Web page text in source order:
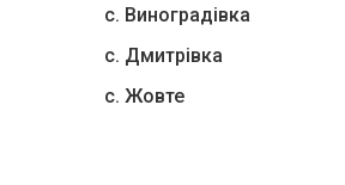
с. Виноградівка
с. Дмитрівка
с. Жовте